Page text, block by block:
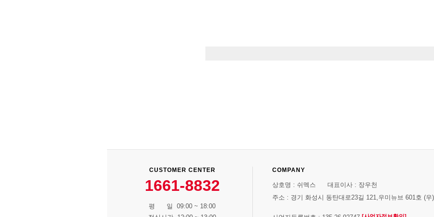
CUSTOMER CENTER
1661-8832
평 일 09:00 ~ 18:00
COMPANY
상호명 : 쉬멕스 대표이사 : 장우천
주소 : 경기 화성시 동탄대로23길 121,우미뉴브 601호 (우